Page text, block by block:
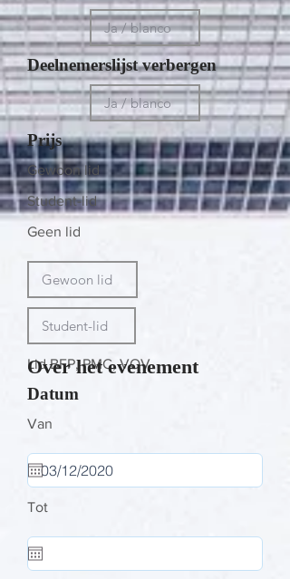
Deelnemerslijst verbergen
Prijs
Gewoon lid
Student-lid
Geen lid
Lid BFP, PMC, VOV
Datum
Van
Tot
Over het evenement